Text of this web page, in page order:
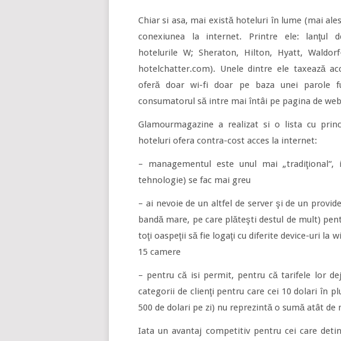
Chiar si asa, mai există hoteluri în lume (mai
conexiunea la internet. Printre ele: lanţul
hotelurile W; Sheraton, Hilton, Hyatt,
hotelchatter.com). Unele dintre ele taxează
oferă doar wi-fi doar pe baza unei parole
consumatorul să intre mai întâi pe pagina de
Glamourmagazine a realizat si o lista cu
hoteluri ofera contra-cost acces la internet:
– managementul este unul mai
tehnologie) se fac mai greu
– ai nevoie de un altfel de server şi de un
bandă mare, pe care plăteşti destul de mult)
toţi oaspeţii să fie logaţi cu diferite device-uri la
15 camere
– pentru că isi permit, pentru că tarifele lor
categorii de clienţi pentru care cei 10 dolari în
500 de dolari pe zi) nu reprezintă o sumă atât de
Iata un avantaj competitiv pentru cei care